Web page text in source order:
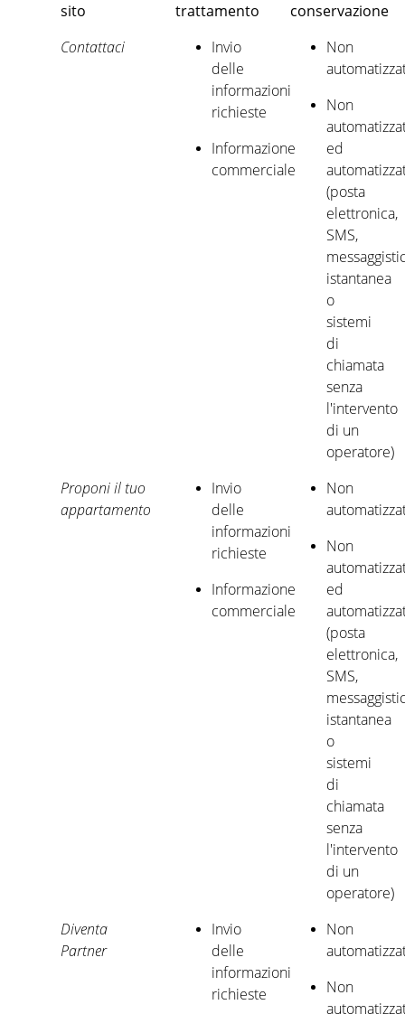
sito
trattamento
conservazione
Contattaci
Invio
delle
informazioni
richieste
Informazione
commerciale
Non
Non
ed
(posta
elettronica,
SMS,
istantanea
o
sistemi
di
chiamata
senza
l'intervento
di un
operatore)
Proponi il tuo
appartamento
Invio
delle
informazioni
richieste
Informazione
commerciale
Non
Non
ed
(posta
elettronica,
SMS,
istantanea
o
sistemi
di
chiamata
senza
l'intervento
di un
operatore)
Diventa
Partner
Invio
delle
informazioni
richieste
Non
Non